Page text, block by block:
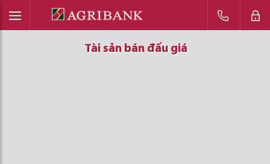
Tài sản bán đấu giá
Tài sản bán đấu giá
Tài sản bán đấu giá